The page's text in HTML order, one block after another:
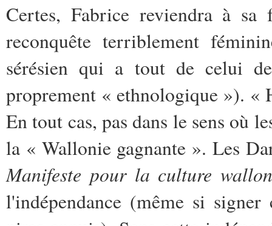
Certes, Fabrice reviendra à
reconquête terriblement
sérésien qui a tout de celui
proprement « ethnologique »). «
En tout cas, pas dans le sens où
la « Wallonie gagnante ». Les
Manifeste pour la culture
l'indépendance (même si signer